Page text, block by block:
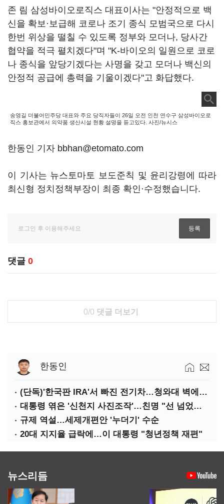
존 림 삼성바이오로직스 대표이사는 "안정적으로 백
신을 확보·보급해 코로나 조기 종식 모범국으로 다시
한번 위상을 떨칠 수 있도록 정부와 모더나, 당사간
협약을 적극 펼치겠다"며 "K-바이오의 일원으로 코로
나 종식을 앞당기겠다는 사명을 갖고 모더나 백신의
안정적 공급에 총력을 기울이겠다"고 화답했다.
송영길 더불어민주당 대표와 주요 당직자들이 26일 오전 인천 연수구 삼성바이오로
직스 홍보관에서 의약품 생산시설 현황 설명을 듣고있다. 사진/뉴시스
한동인 기자 bbhan@etomato.com
이 기사는 뉴스토마토 보도준칙 및 윤리강령에 따라
최신형 정치정책부장이 최종 확인·수정했습니다.
댓글 0
0/0 댓글 더보기
한동인
(단독)'한국판 IRA'서 빠진 전기차…청와대 벽에 막혔다
대통령 엮은 '신천지 사진조작'…친명 "선 넘었다" 격앙
규제 역설…세제개편안 '누더기' 수순
20대 지지율 급락에…이 대통령 "청년정책 재편"
뉴스리듬